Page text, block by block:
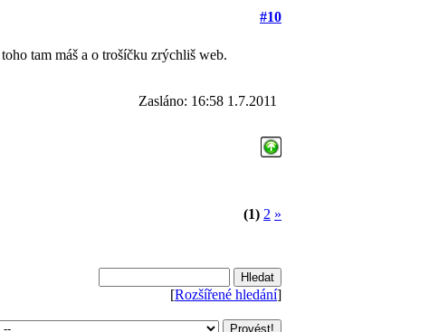
#10
tam máš a o trošíčku zrýchliš web.
Zasláno: 16:58 1.7.2011
(1) 2 »
[Rozšířené hledání]